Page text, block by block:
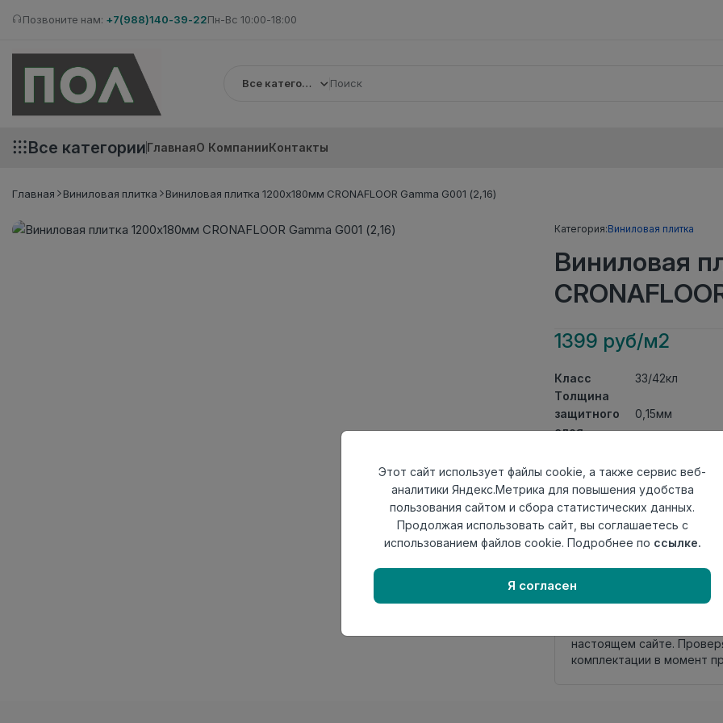
Позвоните нам: +7(988)140-39-22Пн-Вс 10:00-18:00
Все категории
Все категорииГлавнаяО КомпанииКонтакты
Главная Виниловая плитка Виниловая плитка 1200x180мм CRONAFLOOR Gamma G001 (2,16)
Категория:Виниловая плитка
Виниловая
1399 руб/м2
Класс
33/42кл
Толщина
защитного
слоя
0,15мм
Толщина
3,5мм
Размер
доски
1200x180мм
Теплый пол
до +27
Способ
Замковый метод
Нет в наличии
Внимание! Внешний вид
настоящем сайте.
комплектации в момент
Этот сайт использует файлы cookie, а также сервис веб-
аналитики Яндекс.Метрика для повышения удобства
пользования сайтом и сбора статистических данных.
Продолжая использовать сайт, вы соглашаетесь с
использованием файлов cookie. Подробнее по ссылке.
Я согласен